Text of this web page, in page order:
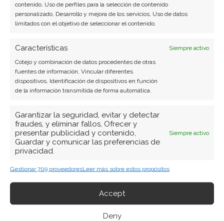
contenido, Uso de perfiles para la selección de contenido
personalizado, Desarrollo y mejora de los servicios, Uso de datos
limitados con el objetivo de seleccionar el contenido.
Características
Siempre activo
Cotejo y combinación de datos procedentes de otras
fuentes de información, Vincular diferentes
dispositivos, Identificación de dispositivos en función
de la información transmitida de forma automática.
Garantizar la seguridad, evitar y detectar
fraudes, y eliminar fallos, Ofrecer y
presentar publicidad y contenido,
Guardar y comunicar las preferencias de
privacidad.
Siempre activo
Gestionar 709 proveedoresLeer más sobre estos propósitos
Accept
Deny
Carmen Ruiz López
Periodista especializada en tecnología y
experiencia. Experta en inteligencia artificial,
ciberseguridad y startups tecnológicas.
Ver todos los artículos →